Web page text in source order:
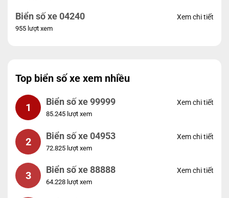
Biển số xe 04240
955 lượt xem
Xem chi tiết
Top biển số xe xem nhiều
1 Biển số xe 99999
85.245 lượt xem
Xem chi tiết
2 Biển số xe 04953
72.825 lượt xem
Xem chi tiết
3 Biển số xe 88888
64.228 lượt xem
Xem chi tiết